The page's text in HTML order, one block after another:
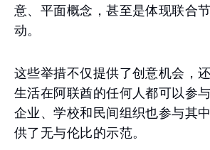
意、平面概念，甚至是体现联合
动。
这些举措不仅提供了创意机会，
生活在阿联酋的任何人都可以参
企业、学校和民间组织也参与其
供了无与伦比的示范。